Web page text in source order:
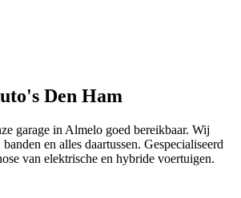
Den Ham
garage in Almelo goed bereikbaar. Wij
en alles daartussen. Gespecialiseerd
van elektrische en hybride voertuigen.